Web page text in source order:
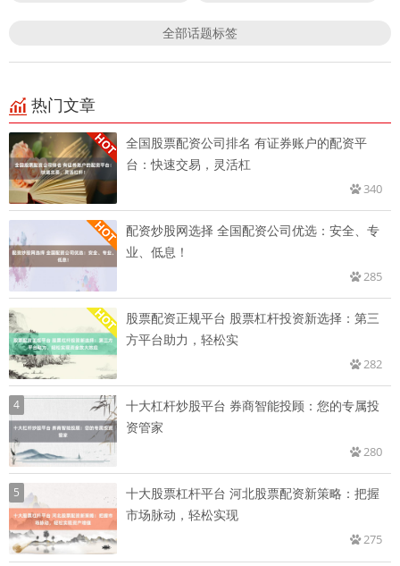
全部话题标签
热门文章
全国股票配资公司排名 有证券账户的配资平
台：快速交易，灵活杠
340
配资炒股网选择 全国配资公司优选：安全、专
业、低息！
285
股票配资正规平台 股票杠杆投资新选择：第三
方平台助力，轻松实
282
4
十大杠杆炒股平台 券商智能投顾：您的专属投
资管家
280
5
十大股票杠杆平台 河北股票配资新策略：把握
市场脉动，轻松实现
275